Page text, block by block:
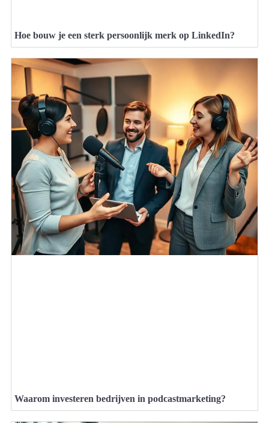
Hoe bouw je een sterk persoonlijk merk op LinkedIn?
Waarom investeren bedrijven in podcastmarketing?